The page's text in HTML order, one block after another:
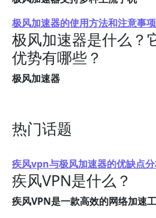
极风加速器的使用方法和注意事
极风加速器是什么？
优势有哪些？
极风加速器
热门话题
疾风vpn与极风加速器的优缺点分
疾风VPN是什么？
疾风VPN是一款高效的网络加速工